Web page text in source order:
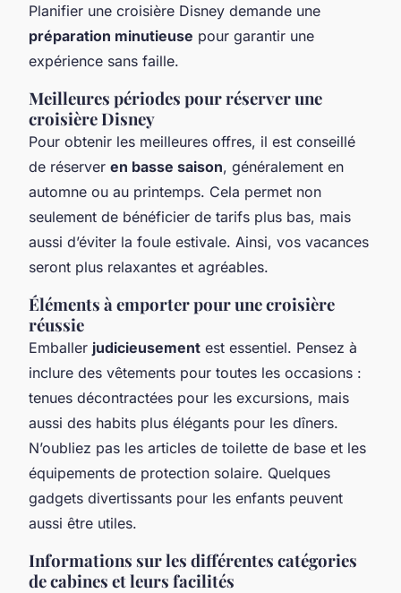
Planifier une croisière Disney demande une
préparation minutieuse pour garantir une
expérience sans faille.
Meilleures périodes pour réserver une
croisière Disney
Pour obtenir les meilleures offres, il est conseillé
de réserver en basse saison, généralement en
automne ou au printemps. Cela permet non
seulement de bénéficier de tarifs plus bas, mais
aussi d’éviter la foule estivale. Ainsi, vos vacances
seront plus relaxantes et agréables.
Éléments à emporter pour une croisière
réussie
Emballer judicieusement est essentiel. Pensez à
inclure des vêtements pour toutes les occasions :
tenues décontractées pour les excursions, mais
aussi des habits plus élégants pour les dîners.
N’oubliez pas les articles de toilette de base et les
équipements de protection solaire. Quelques
gadgets divertissants pour les enfants peuvent
aussi être utiles.
Informations sur les différentes catégories
de cabines et leurs facilités